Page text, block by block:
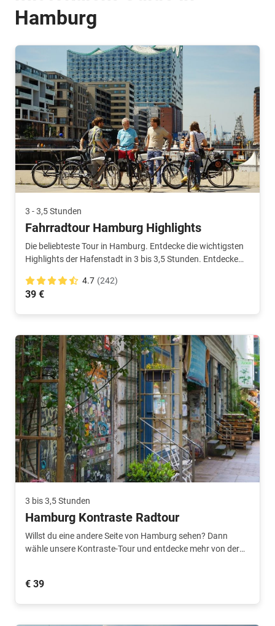
Hamburg
3 - 3,5 Stunden
Fahrradtour Hamburg Highlights
Die beliebteste Tour in Hamburg. Entdecke die wichtigsten
Highlights der Hafenstadt in 3 bis 3,5 Stunden. Entdecke
4.7 (242)
39 €
3 bis 3,5 Stunden
Hamburg Kontraste Radtour
Willst du eine andere Seite von Hamburg sehen? Dann
wähle unsere Kontraste-Tour und entdecke mehr von der
€ 39